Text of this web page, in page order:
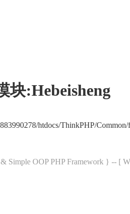
块:Hebeisheng
htdocs/ThinkPHP/
Simple OOP PHP Framework } -- [